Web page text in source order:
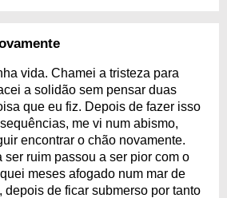
vida. Chamei a tristeza para
a solidão sem pensar duas
que eu fiz. Depois de fazer isso
me vi num abismo,
encontrar o chão novamente.
ser ruim passou a ser pior com o
meses afogado num mar de
depois de ficar submerso por tanto